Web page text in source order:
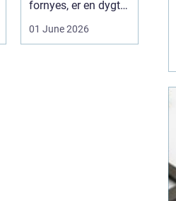
fornyes, er en dygtig
01 June 2026